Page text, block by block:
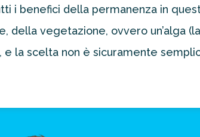
i benefici della permanenza in
vegetazione, ovvero un’alga
e la scelta non è sicuramente